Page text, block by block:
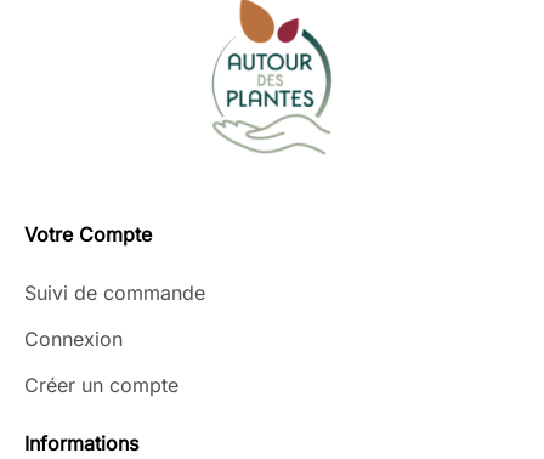
Votre Compte
Suivi de commande
Connexion
Créer un compte
Informations